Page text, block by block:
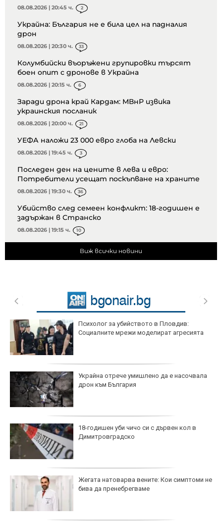
08.08.2026 | 20:45 ч. 2
Украйна: България не е била цел на падналия
дрон
08.08.2026 | 20:30 ч. 33
Колумбийски въоръжени групировки търсят
боен опит с дронове в Украйна
08.08.2026 | 20:15 ч. 6
Заради дрона край Кардам: МВнР извика
украинския посланик
08.08.2026 | 20:00 ч. 21
УЕФА наложи 23 000 евро глоба на Левски
08.08.2026 | 19:45 ч. 3
Последен ден на цените в лева и евро:
Потребители усещат поскъпване на храните
08.08.2026 | 19:30 ч. 36
Убийство след семеен конфликт: 18-годишен е
задържан в Странско
08.08.2026 | 19:15 ч. 10
Виж всички новини
Психолог за убийството в Пловдив:
Социалните мрежи моделират агресията
Украйна отрече умишлено да е насочвала
дрон към България
18-годишен уби чичо си с дървен кол в
Димитровградско
Жегата натоварва вените: Кои симптоми не
бива да пренебрегваме